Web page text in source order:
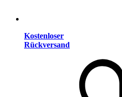
Kostenloser
Rückversand